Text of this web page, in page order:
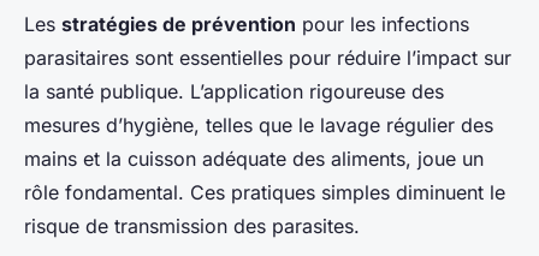
Les stratégies de prévention pour les infections
parasitaires sont essentielles pour réduire l’impact sur
la santé publique. L’application rigoureuse des
mesures d’hygiène, telles que le lavage régulier des
mains et la cuisson adéquate des aliments, joue un
rôle fondamental. Ces pratiques simples diminuent le
risque de transmission des parasites.